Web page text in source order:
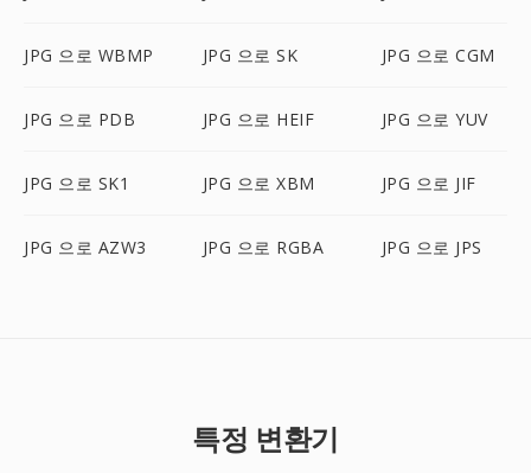
JPG 으로 WBMP JPG 으로 SK JPG 으로 CGM
JPG 으로 PDB JPG 으로 HEIF JPG 으로 YUV
JPG 으로 SK1 JPG 으로 XBM JPG 으로 JIF
JPG 으로 AZW3 JPG 으로 RGBA JPG 으로 JPS
특정 변환기